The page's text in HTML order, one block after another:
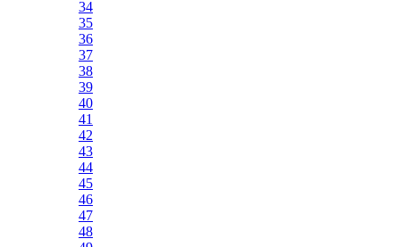
34
35
36
37
38
39
40
41
42
43
44
45
46
47
48